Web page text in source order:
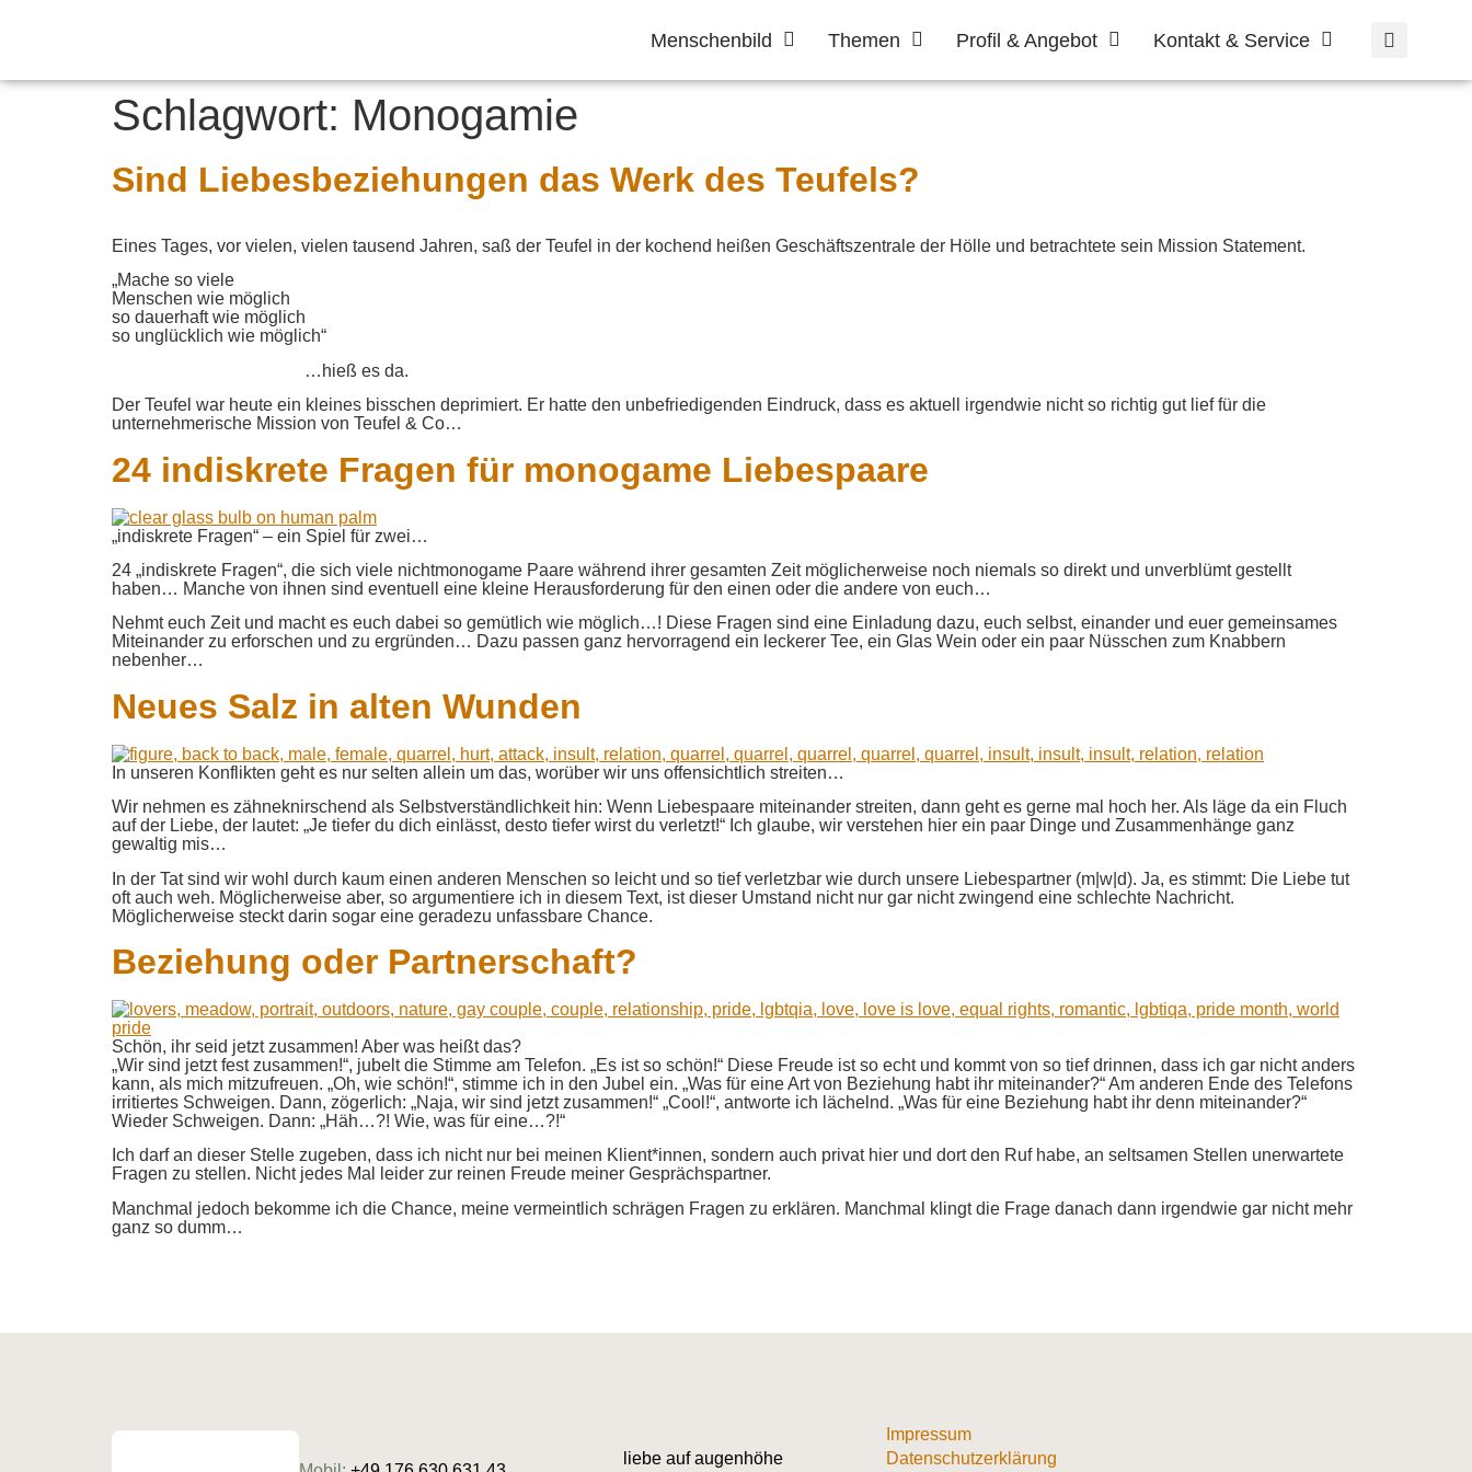
Menschenbild Themen Profil & Angebot Kontakt & Service
Schlagwort: Monogamie
Sind Liebesbeziehungen das Werk des Teufels?
Eines Tages, vor vielen, vielen tausend Jahren, saß der Teufel in der kochend heißen Geschäftszentrale der Hölle und betrachtete sein Mission Statement.
„Mache so viele
Menschen wie möglich
so dauerhaft wie möglich
so unglücklich wie möglich“
…hieß es da.
Der Teufel war heute ein kleines bisschen deprimiert. Er hatte den unbefriedigenden Eindruck, dass es aktuell irgendwie nicht so richtig gut lief für die
unternehmerische Mission von Teufel & Co…
24 indiskrete Fragen für monogame Liebespaare
„indiskrete Fragen“ – ein Spiel für zwei…
24 „indiskrete Fragen“, die sich viele nichtmonogame Paare während ihrer gesamten Zeit möglicherweise noch niemals so direkt und unverblümt gestellt
haben… Manche von ihnen sind eventuell eine kleine Herausforderung für den einen oder die andere von euch…
Nehmt euch Zeit und macht es euch dabei so gemütlich wie möglich…! Diese Fragen sind eine Einladung dazu, euch selbst, einander und euer gemeinsames
Miteinander zu erforschen und zu ergründen… Dazu passen ganz hervorragend ein leckerer Tee, ein Glas Wein oder ein paar Nüsschen zum Knabbern
nebenher…
Neues Salz in alten Wunden
In unseren Konflikten geht es nur selten allein um das, worüber wir uns offensichtlich streiten…
Wir nehmen es zähneknirschend als Selbstverständlichkeit hin: Wenn Liebespaare miteinander streiten, dann geht es gerne mal hoch her. Als läge da ein Fluch
auf der Liebe, der lautet: „Je tiefer du dich einlässt, desto tiefer wirst du verletzt!“ Ich glaube, wir verstehen hier ein paar Dinge und Zusammenhänge ganz
gewaltig mis…
In der Tat sind wir wohl durch kaum einen anderen Menschen so leicht und so tief verletzbar wie durch unsere Liebespartner (m|w|d). Ja, es stimmt: Die Liebe tut
oft auch weh. Möglicherweise aber, so argumentiere ich in diesem Text, ist dieser Umstand nicht nur gar nicht zwingend eine schlechte Nachricht.
Möglicherweise steckt darin sogar eine geradezu unfassbare Chance.
Beziehung oder Partnerschaft?
Schön, ihr seid jetzt zusammen! Aber was heißt das?
„Wir sind jetzt fest zusammen!“, jubelt die Stimme am Telefon. „Es ist so schön!“ Diese Freude ist so echt und kommt von so tief drinnen, dass ich gar nicht anders
kann, als mich mitzufreuen. „Oh, wie schön!“, stimme ich in den Jubel ein. „Was für eine Art von Beziehung habt ihr miteinander?“ Am anderen Ende des Telefons
irritiertes Schweigen. Dann, zögerlich: „Naja, wir sind jetzt zusammen!“ „Cool!“, antworte ich lächelnd. „Was für eine Beziehung habt ihr denn miteinander?“
Wieder Schweigen. Dann: „Häh…?! Wie, was für eine…?!“
Ich darf an dieser Stelle zugeben, dass ich nicht nur bei meinen Klient*innen, sondern auch privat hier und dort den Ruf habe, an seltsamen Stellen unerwartete
Fragen zu stellen. Nicht jedes Mal leider zur reinen Freude meiner Gesprächspartner.
Manchmal jedoch bekomme ich die Chance, meine vermeintlich schrägen Fragen zu erklären. Manchmal klingt die Frage danach dann irgendwie gar nicht mehr
ganz so dumm…
liebe auf augenhöhe
Impressum
Datenschutzerklärung